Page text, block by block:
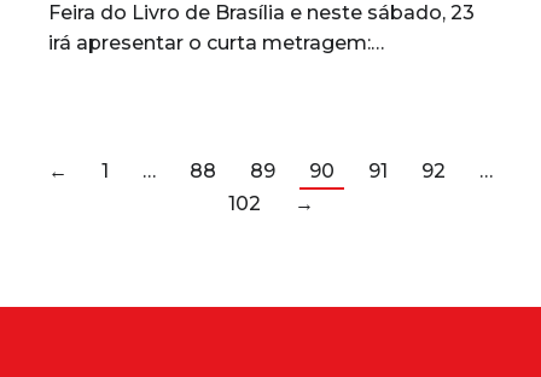
Feira do Livro de Brasília e neste sábado, 23
irá apresentar o curta metragem:…
← 1 … 88 89 90 91 92
…
102
→